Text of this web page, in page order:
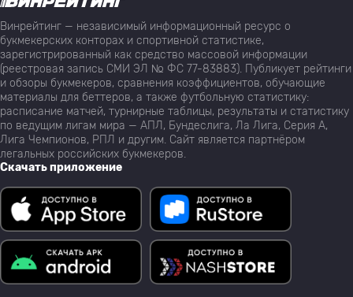
Винрейтинг — независимый информационный ресурс о
букмекерских конторах и спортивной статистике,
зарегистрированный как средство массовой информации
(реестровая запись СМИ ЭЛ № ФС 77-83883). Публикует рейтинги
и обзоры букмекеров, сравнения коэффициентов, обучающие
материалы для беттеров, а также футбольную статистику:
расписание матчей, турнирные таблицы, результаты и статистику
по ведущим лигам мира — АПЛ, Бундеслига, Ла Лига, Серия А,
Лига Чемпионов, РПЛ и другим. Сайт является партнёром
легальных российских букмекеров.
Скачать приложение